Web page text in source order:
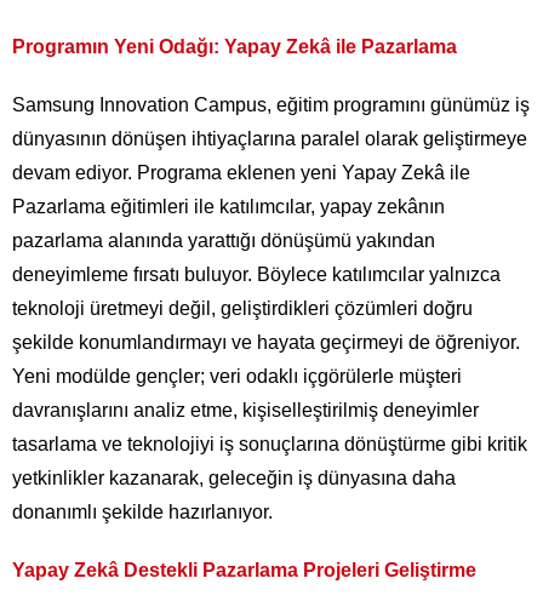
Programın Yeni Odağı: Yapay Zekâ ile Pazarlama
Samsung Innovation Campus, eğitim programını günümüz iş
dünyasının dönüşen ihtiyaçlarına paralel olarak geliştirmeye
devam ediyor. Programa eklenen yeni Yapay Zekâ ile
Pazarlama eğitimleri ile katılımcılar, yapay zekânın
pazarlama alanında yarattığı dönüşümü yakından
deneyimleme fırsatı buluyor. Böylece katılımcılar yalnızca
teknoloji üretmeyi değil, geliştirdikleri çözümleri doğru
şekilde konumlandırmayı ve hayata geçirmeyi de öğreniyor.
Yeni modülde gençler; veri odaklı içgörülerle müşteri
davranışlarını analiz etme, kişiselleştirilmiş deneyimler
tasarlama ve teknolojiyi iş sonuçlarına dönüştürme gibi kritik
yetkinlikler kazanarak, geleceğin iş dünyasına daha
donanımlı şekilde hazırlanıyor.
Yapay Zekâ Destekli Pazarlama Projeleri Geliştirme